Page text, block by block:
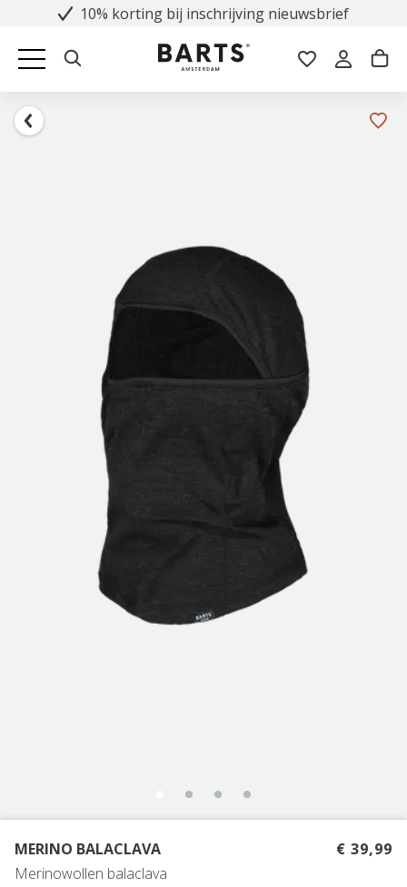
10% korting bij inschrijving nieuwsbrief
MERINO BALACLAVA
Merinowollen balaclava
€ 39,99